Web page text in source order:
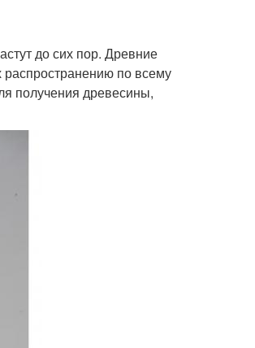
до сих пор. Древние
распространению по всему
получения древесины,